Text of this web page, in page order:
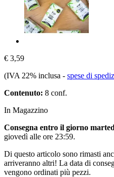
€ 3,59
(IVA 22% inclusa - spese di
Contenuto: 8 conf.
In Magazzino
Consegna entro il giorno
giovedì alle ore 23:59.
Di questo articolo sono rimasti
arriveranno altri! La data di
vengono ordinati più pezzi.